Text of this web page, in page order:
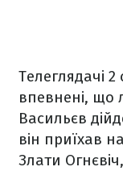
Телеглядачі
впевнені, що
Васильєв
він приїхав
Злати